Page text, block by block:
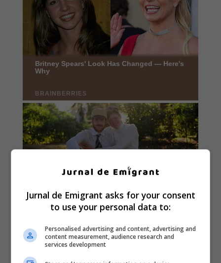
Jurnal de Emigrant asks for your consent
to use your personal data to:
Personalised advertising and content, advertising and
content measurement, audience research and
services development